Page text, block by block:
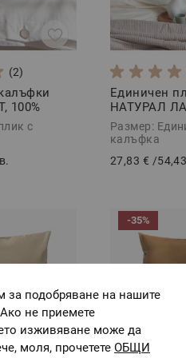
(2)
100%
с
Единичен
НАТУРАЛ
суров
Размер:
калъфка
27,83 € /
-35%
за подобряване на нашите
не приемете
изживяване може да
моля, прочетете ОБЩИ